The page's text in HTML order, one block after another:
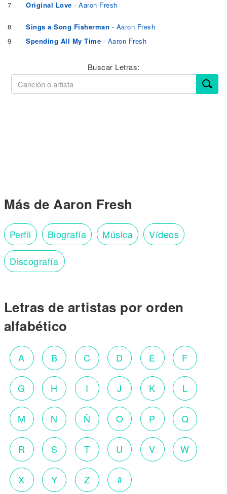
7
Original Love - Aaron Fresh
8 Sings a Song Fisherman - Aaron Fresh
9
Spending All My Time - Aaron Fresh
Buscar Letras:
Más de Aaron Fresh
Perfil Biografía Música Vídeos
Discografía
Letras de artistas por orden
alfabético
A B C D E F
G H I J K L
M N Ñ O P Q
R S T U V W
X Y Z #